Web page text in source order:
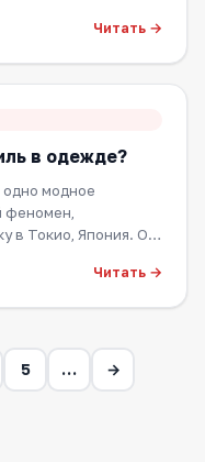
Читать →
в одежде?
модное
феномен,
в Токио, Япония. Он
Читать →
5 … →